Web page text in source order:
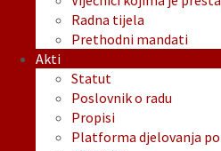
Radna tijela
Prethodni mandati
Akti
Statut
Poslovnik o radu
Propisi
Platforma djelovanja po